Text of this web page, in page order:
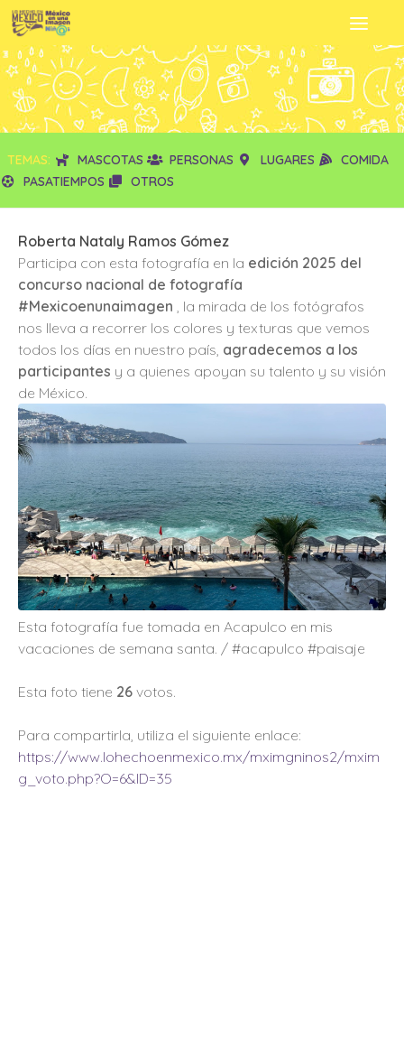
TEMAS: MASCOTAS PERSONAS LUGARES
COMIDA
PASATIEMPOS
OTROS
Roberta Nataly Ramos Gómez
Participa con esta fotografía en la edición 2025 del
concurso nacional de fotografía
#Mexicoenunaimagen , la mirada de los fotógrafos
nos lleva a recorrer los colores y texturas que vemos
todos los días en nuestro país, agradecemos a los
participantes y a quienes apoyan su talento y su visión
de México.
Esta fotografía fue tomada en Acapulco en mis
vacaciones de semana santa. / #acapulco #paisaje
Esta foto tiene 26 votos.
Para compartirla, utiliza el siguiente enlace:
https://www.lohechoenmexico.mx/mximgninos2/mxim
g_voto.php?O=6&ID=35